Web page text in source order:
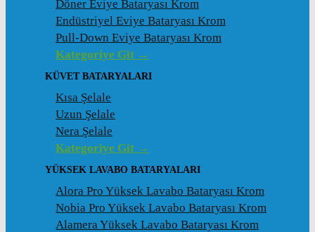
Döner Eviye Bataryası Krom
Endüstriyel Eviye Bataryası Krom
Pull-Down Eviye Bataryası Krom
Kategoriye Git →
KÜVET BATARYALARI
Kısa Şelale
Uzun Şelale
Nera Şelale
Kategoriye Git →
YÜKSEK LAVABO BATARYALARI
Alora Pro Yüksek Lavabo Bataryası Krom
Nobia Pro Yüksek Lavabo Bataryası Krom
Alamera Yüksek Lavabo Bataryası Krom